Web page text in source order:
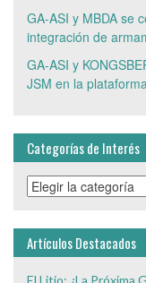
GA-ASI y MBDA se
integración de
GA-ASI y
JSM en la
Categorías de Interés
Categorías
de
Artículos Destacados
El Litio: ¿La Próxima